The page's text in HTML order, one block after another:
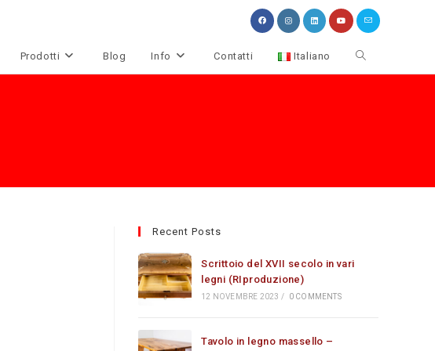
Prodotti Blog Info Contatti Italiano Attiva/disattiva
Recent Posts
Scrittoio del XVII secolo in vari
legni (RIproduzione)
12 NOVEMBRE 2023 / 0 COMMENTS
Tavolo in legno massello –